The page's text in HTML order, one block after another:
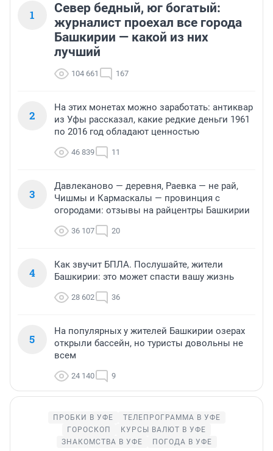
1
Север бедный, юг богатый:
журналист проехал все города
Башкирии — какой из них
лучший
104 661 167
2
На этих монетах можно заработать: антиквар
из Уфы рассказал, какие редкие деньги 1961
по 2016 год обладают ценностью
46 839 11
3
Давлеканово — деревня, Раевка — не рай,
Чишмы и Кармаскалы — провинция с
огородами: отзывы на райцентры Башкирии
36 107 20
4
Как звучит БПЛА. Послушайте, жители
Башкирии: это может спасти вашу жизнь
28 602 36
5
На популярных у жителей Башкирии озерах
открыли бассейн, но туристы довольны не
всем
24 140 9
ПРОБКИ В УФЕ
ТЕЛЕПРОГРАММА В УФЕ
ГОРОСКОП
КУРСЫ ВАЛЮТ В УФЕ
ЗНАКОМСТВА В УФЕ
ПОГОДА В УФЕ